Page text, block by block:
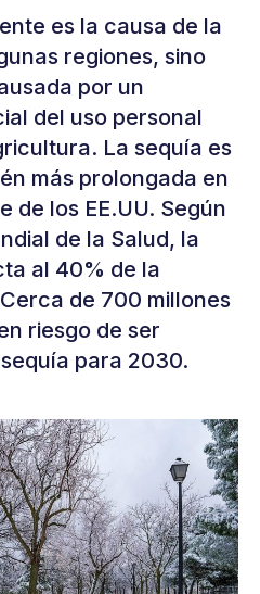
es la causa de la
regiones, sino
por un
del uso personal
La sequía es
más prolongada en
de los EE.UU. Según
de la Salud, la
al 40% de la
de 700 millones
riesgo de ser
para 2030.